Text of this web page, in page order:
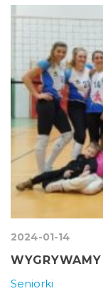
2024-01-14
Seniorki